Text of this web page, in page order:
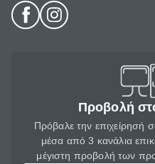
Προβολή
Πρόβαλε την επιχείρησή
μέσα από 3 κανάλια
μέγιστη προβολή των